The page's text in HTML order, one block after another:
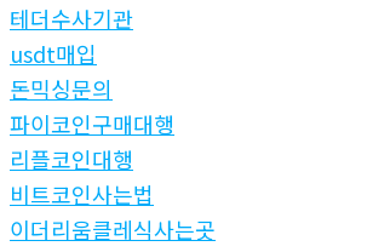
테더수사기관
usdt매입
돈믹싱문의
파이코인구매대행
리플코인대행
비트코인사는법
이더리움클레식사는곳